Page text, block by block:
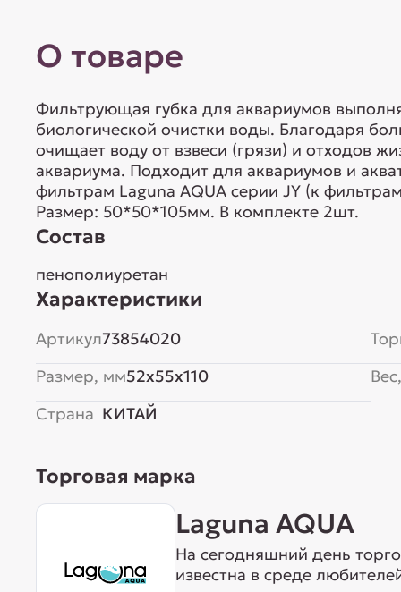
О товаре
Фильтрующая губка для аквариумов
биологической очистки воды. Благодаря
очищает воду от взвеси (грязи) и отходов
аквариума. Подходит для аквариумов и
фильтрам Laguna AQUA серии JY (к
Размер: 50*50*105мм. В комплекте 2шт.
Состав
пенополиуретан
Характеристики
Артикул73854020
Размер, мм52x55x110
Страна КИТАЙ
Торговая марка
Laguna AQUA
На сегодняшний день
известна в среде